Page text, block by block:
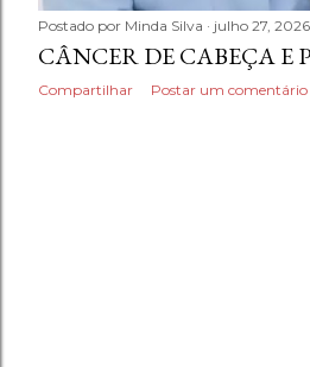
Postado por Minda Silva julho 27, 2026
CÂNCER DE CABEÇA E
Compartilhar Postar um comentário